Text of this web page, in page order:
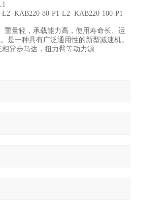
KAB220-80-P1-L2 KAB220-100-P1-
重量轻，承载能力高，使用寿命长、运
是一种具有广泛通用性的新型减速机。
异步马达，扭力臂等动力源.